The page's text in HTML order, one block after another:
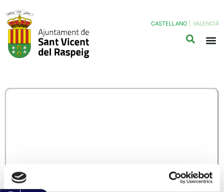
CASTELLANO VALENCIÀ
(Haz clic Aqui para descargar el modelo normalizado)